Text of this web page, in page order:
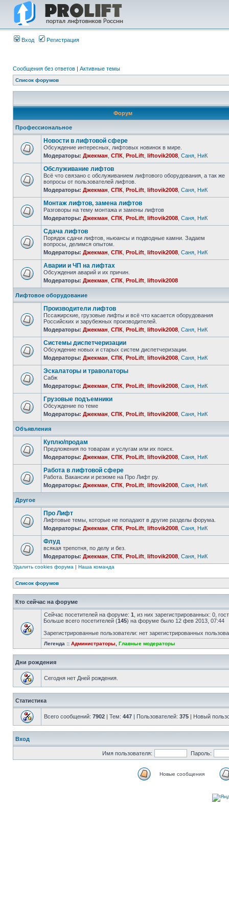
Вход Регистрация
Сообщения без ответов | Активные темы
Список форумов
Форум
Профессиональное
Новости в лифтовой сфере
Обсуждение интересных, лифтовых новинок в мире.
Модераторы: Джекман СПК ProLift liftovik2008 Саня НиК
Обслуживание лифтов
Всё что связано с обслуживанием лифтового оборудования, а так же
вопросы от пользователей лифтов.
Модераторы: Джекман СПК ProLift liftovik2008 Саня НиК
Монтаж лифтов, замена лифтов
Разговоры на тему монтажа и замены лифтов
Модераторы: Джекман СПК ProLift liftovik2008 Саня НиК
Сдача лифтов
Порядок сдачи лифтов, ньюансы и подводные камни. Задаем
вопросы, делимся опытом.
Модераторы: Джекман СПК ProLift liftovik2008 Саня НиК
Аварии и ЧП на лифтах
Обсуждения аварий и их причин.
Модераторы: Джекман СПК ProLift liftovik2008
Лифтовое оборудование
Производители лифтов
Пссажирские, грузовые лифты и всё что касается оборудования
Российских и зарубежных производителей.
Модераторы: Джекман СПК ProLift liftovik2008 Саня НиК
Системы диспетчеризации
Обсуждение новых и старых систем диспетчеризации.
Модераторы: Джекман СПК ProLift liftovik2008 Саня НиК
Эскалаторы и траволаторы
Сабж
Модераторы: Джекман СПК ProLift liftovik2008 Саня НиК
Грузовые подъемники
Обсуждение по теме
Модераторы: Джекман СПК ProLift liftovik2008 Саня НиК
Объявления
Куплю/продам
Предложения по товарам и услугам или их поиск.
Модераторы: Джекман СПК ProLift liftovik2008 Саня НиК
Работа в лифтовой сфере
Работа. Вакансии и резюме на Про Лифт ру.
Модераторы: Джекман СПК ProLift liftovik2008 Саня НиК
Другое
Про Лифт
Лифтовые темы, которые не попадают в другие разделы форума.
Модераторы: Джекман СПК ProLift liftovik2008 Саня НиК
Флуд
всякая трепотня, по делу и без.
Модераторы: Джекман СПК ProLift liftovik2008 Саня НиК
Удалить cookies форума | Наша команда
Список форумов
Кто сейчас на форуме
Сейчас посетителей на форуме: 1 , из них зарегистрированных: 0,
Больше всего посетителей (145) на форуме было 12 фев 2013, 07:44
Зарегистрированные пользователи: нет зарегистрированных
Легенда :: Администраторы Главные модераторы
Дни рождения
Сегодня нет Дней рождения.
Статистика
Всего сообщений: 7902 | Тем: 447 | Пользователей: 375 | Новый
Вход
Имя пользователя: Пароль:
Новые сообщения